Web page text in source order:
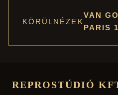
KÖRÜLNÉZEK
VAN
PARIS
REPROSTÚDIÓ